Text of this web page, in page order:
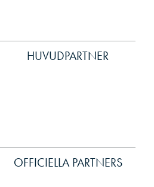
HUVUDPARTNER
OFFICIELLA PARTNERS